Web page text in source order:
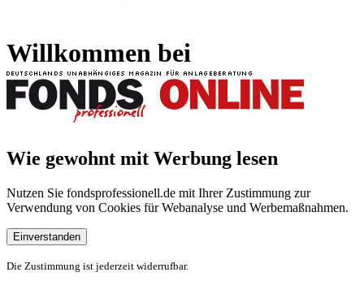
Willkommen bei
Wie gewohnt mit Werbung lesen
Nutzen Sie fondsprofessionell.de mit Ihrer Zustimmung zur
Verwendung von Cookies für Webanalyse und Werbemaßnahmen.
Einverstanden
Die Zustimmung ist jederzeit widerrufbar.